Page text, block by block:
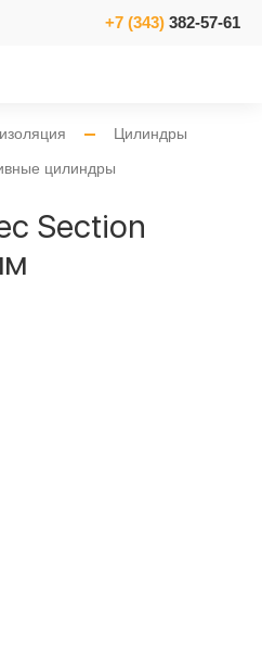
+7 (343) 382-57-61
Цилиндры
цилиндры
Section